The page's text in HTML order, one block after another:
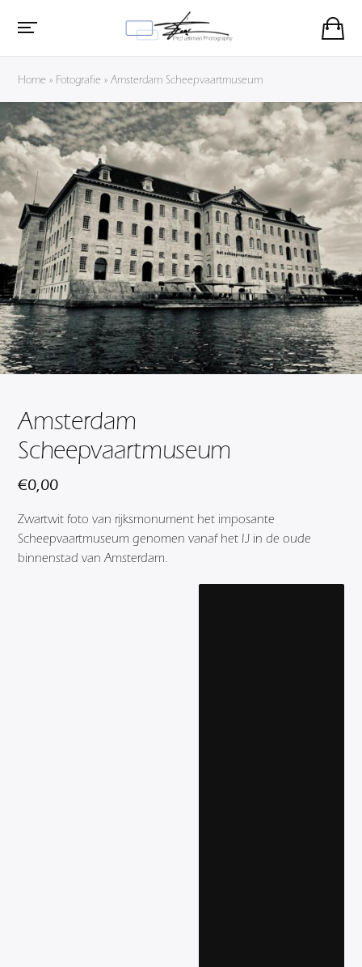
Home » Fotografie »Amsterdam Scheepvaartmuseum
Amsterdam
Scheepvaartmuseum
€0,00
Zwartwit foto van rijksmonument het imposante
Scheepvaartmuseum genomen vanaf het IJ in de oude
binnenstad van Amsterdam.